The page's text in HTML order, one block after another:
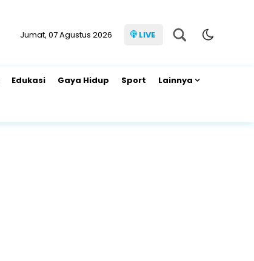
Jumat, 07 Agustus 2026 LIVE
Edukasi Gaya Hidup Sport Lainnya